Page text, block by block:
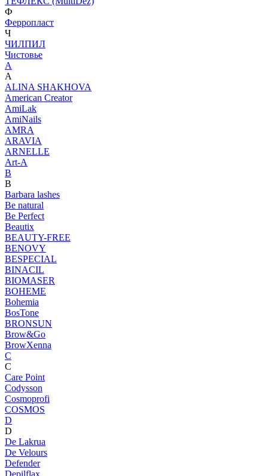
Ф
Ферропласт
Ч
ЧИЛПИЛ
Чистовье
A
A
ALINA SHAKHOVA
American Creator
AmiLak
AmiNails
AMRA
ARAVIA
ARNELLE
Art-A
B
B
Barbara lashes
Be natural
Be Perfect
Beautix
BEAUTY-FREE
BENOVY
BESPECIAL
BINACIL
BIOMASER
BOHEME
Bohemia
BosTone
BRONSUN
Brow&Go
BrowXenna
C
C
Care Point
Codysson
Cosmoprofi
COSMOS
D
D
De Lakrua
De Velours
Defender
Depilflax